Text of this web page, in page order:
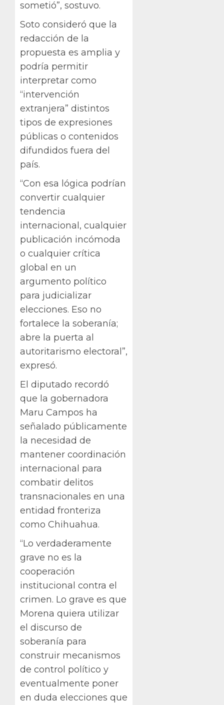
sometió”, sostuvo.
Soto consideró que la
redacción de la
propuesta es amplia y
podría permitir
interpretar como
“intervención
extranjera” distintos
tipos de expresiones
públicas o contenidos
difundidos fuera del
país.
“Con esa lógica podrían
convertir cualquier
tendencia
internacional, cualquier
publicación incómoda
o cualquier crítica
global en un
argumento político
para judicializar
elecciones. Eso no
fortalece la soberanía;
abre la puerta al
autoritarismo electoral”,
expresó.
El diputado recordó
que la gobernadora
Maru Campos ha
señalado públicamente
la necesidad de
mantener coordinación
internacional para
combatir delitos
transnacionales en una
entidad fronteriza
como Chihuahua.
“Lo verdaderamente
grave no es la
cooperación
institucional contra el
crimen. Lo grave es que
Morena quiera utilizar
el discurso de
soberanía para
construir mecanismos
de control político y
eventualmente poner
en duda elecciones que